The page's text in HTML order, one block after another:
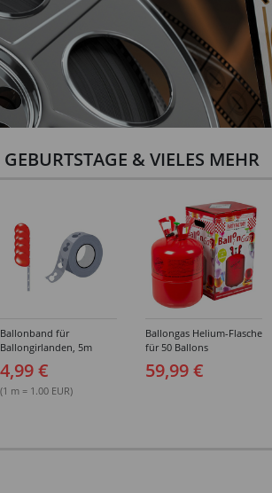
& VIELES MEHR
Ballonband für
Ballongirlanden, 5m
Deko-Band aus PVC
4,99 €
(1 m = 1.00 EUR)
Ballongas Helium-Flasche
für 50 Ballons
59,99 €